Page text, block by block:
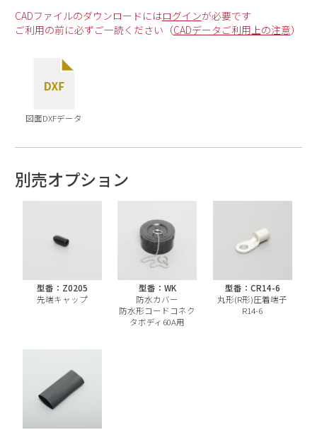
CADファイルのダウンロードにはログインが必要です
ご利用の前に必ずご一読ください（CADデータご利用上の注意）
図面DXFデータ
別売オプション
型番：Z0205
先端キャップ
型番：WK
防水カバー
防水形コードコネク
タボディ60A用
型番：CR14-6
丸形(R形)圧着端子
R14-6